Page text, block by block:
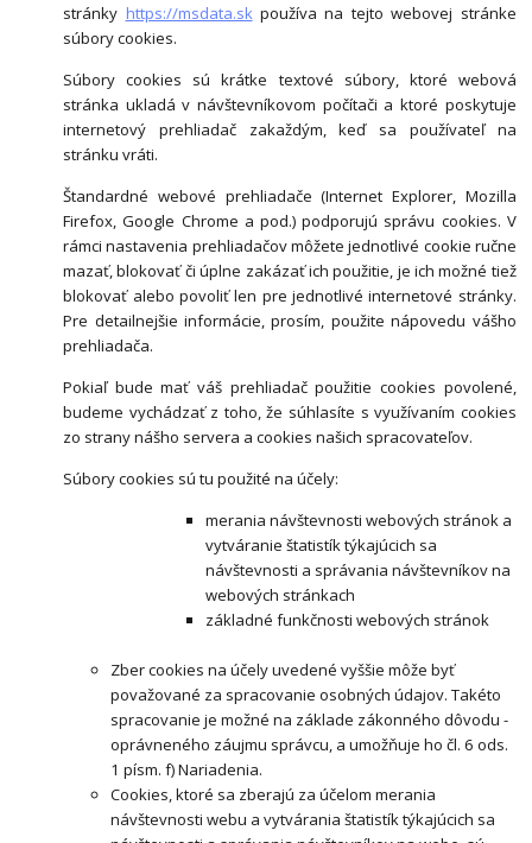
stránky https://msdata.sk používa na tejto webovej stránke
súbory cookies.
Súbory cookies sú krátke textové súbory, ktoré webová
stránka ukladá v návštevníkovom počítači a ktoré poskytuje
internetový prehliadač zakaždým, keď sa používateľ na
stránku vráti.
Štandardné webové prehliadače (Internet Explorer, Mozilla
Firefox, Google Chrome a pod.) podporujú správu cookies. V
rámci nastavenia prehliadačov môžete jednotlivé cookie ručne
mazať, blokovať či úplne zakázať ich použitie, je ich možné tiež
blokovať alebo povoliť len pre jednotlivé internetové stránky.
Pre detailnejšie informácie, prosím, použite nápovedu vášho
prehliadača.
Pokiaľ bude mať váš prehliadač použitie cookies povolené,
budeme vychádzať z toho, že súhlasíte s využívaním cookies
zo strany nášho servera a cookies našich spracovateľov.
Súbory cookies sú tu použité na účely:
merania návštevnosti webových stránok a
vytváranie štatistík týkajúcich sa
návštevnosti a správania návštevníkov na
webových stránkach
základné funkčnosti webových stránok
Zber cookies na účely uvedené vyššie môže byť
považované za spracovanie osobných údajov. Takéto
spracovanie je možné na základe zákonného dôvodu -
oprávneného záujmu správcu, a umožňuje ho čl. 6 ods.
1 písm. f) Nariadenia.
Cookies, ktoré sa zberajú za účelom merania
návštevnosti webu a vytvárania štatistík týkajúcich sa